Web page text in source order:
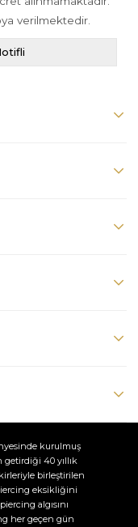
verilmektedir.
kurulmuş
getirdiği 40 yıllık
birleştirilen
eksikliğini
algısını
her geçen gün